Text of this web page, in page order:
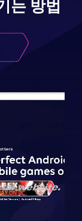
는 방법